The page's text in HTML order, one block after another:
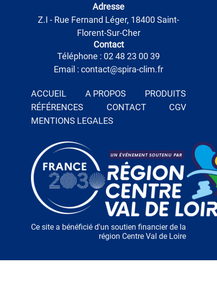
Adresse
Z.I - Rue Fernand Léger, 18400 Saint-
Florent-Sur-Cher
Contact
Téléphone : 02 48 23 00 39
Email : contact@spira-clim.fr
ACCUEIL A PROPOS
PRODUITS
RÉFÉRENCES
CONTACT
CGV
MENTIONS LEGALES
Ce site a bénéficié d'un soutien financier de la
région Centre Val de Loire